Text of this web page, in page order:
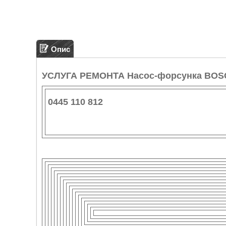
Опис
УСЛУГА РЕМОНТА Насос-форсунка
0445 110 812